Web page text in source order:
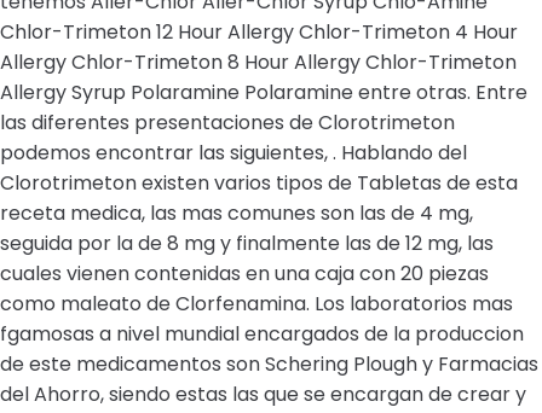
Chlor-Trimeton 12 Hour Allergy Chlor-Trimeton 4 Hour
Allergy Chlor-Trimeton 8 Hour Allergy Chlor-Trimeton
Allergy Syrup Polaramine Polaramine entre otras. Entre
las diferentes presentaciones de Clorotrimeton
podemos encontrar las siguientes, . Hablando del
Clorotrimeton existen varios tipos de Tabletas de esta
receta medica, las mas comunes son las de 4 mg,
seguida por la de 8 mg y finalmente las de 12 mg, las
cuales vienen contenidas en una caja con 20 piezas
como maleato de Clorfenamina. Los laboratorios mas
fgamosas a nivel mundial encargados de la produccion
de este medicamentos son Schering Plough y Farmacias
del Ahorro, siendo estas las que se encargan de crear y